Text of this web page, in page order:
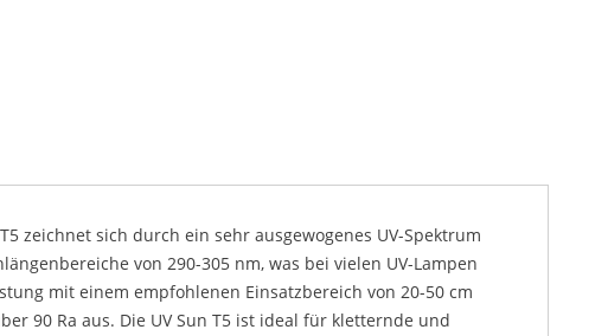
zeichnet sich durch ein sehr ausgewogenes UV-Spektrum
von 290-305 nm, was bei vielen UV-Lampen
mit einem empfohlenen Einsatzbereich von 20-50 cm
90 Ra aus. Die UV Sun T5 ist ideal für kletternde und